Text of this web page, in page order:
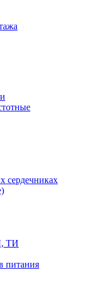
сердечниках
ТИ
питания